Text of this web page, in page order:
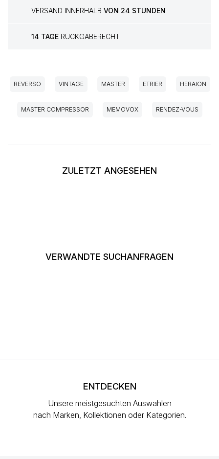
VERSAND INNERHALB VON 24 STUNDEN
14 TAGE RÜCKGABERECHT
REVERSO VINTAGE MASTER ETRIER HERAION
MASTER COMPRESSOR MEMOVOX RENDEZ-VOUS
ZULETZT ANGESEHEN
VERWANDTE SUCHANFRAGEN
ENTDECKEN
Unsere meistgesuchten Auswahlen
nach Marken, Kollektionen oder Kategorien.